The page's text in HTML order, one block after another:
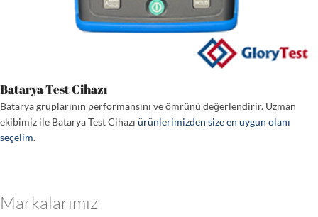
Batarya Test Cihazı
Batarya gruplarının performansını ve ömrünü değerlendirir. Uzman
ekibimiz ile Batarya Test Cihazı ürünlerimizden size en uygun olanı
seçelim.
Markalarımız